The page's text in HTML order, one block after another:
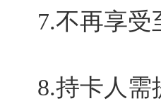
7.不再享受
8.持卡人需提